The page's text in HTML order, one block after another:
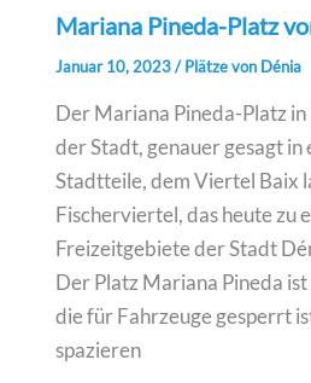
Mariana Pineda-Platz
Januar 10, 2023/Plätze von Dénia
Der Mariana Pineda-Platz
der Stadt, genauer gesagt in
Stadtteile, dem Viertel Baix
Fischerviertel, das heute zu
Freizeitgebiete der Stadt
Der Platz Mariana Pineda
die für Fahrzeuge gesperrt
spazieren